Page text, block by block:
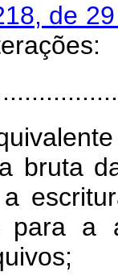
de
bruta
para a